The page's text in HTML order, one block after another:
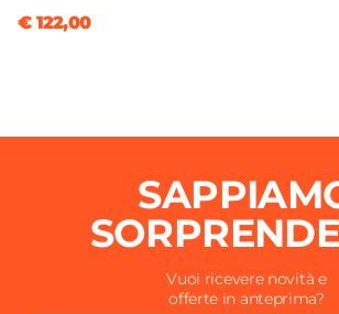
€ 122,00
Vuoi ricevere novità e
offerte in anteprima?